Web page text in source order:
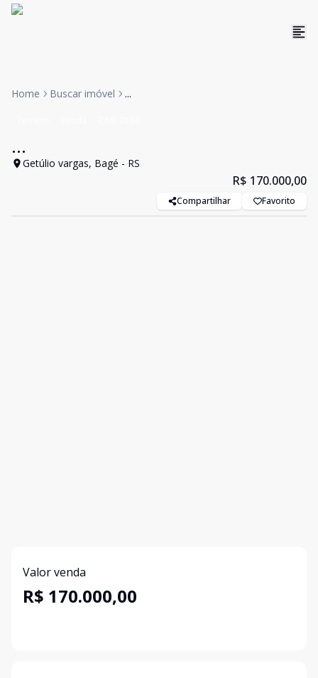
Home Buscar imóvel ...
...
Getúlio vargas, Bagé - RS
R$ 170.000,00
Compartilhar Favorito
Valor venda
R$ 170.000,00